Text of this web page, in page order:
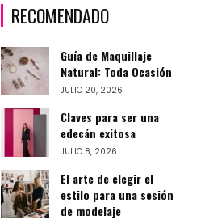
RECOMENDADO
Guía de Maquillaje
Natural: Toda Ocasión
JULIO 20, 2026
Claves para ser una
edecán exitosa
JULIO 8, 2026
El arte de elegir el
estilo para una sesión
de modelaje